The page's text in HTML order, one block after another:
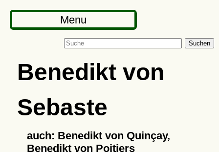
Menu
Suchen
Benedikt von
Sebaste
auch: Benedikt von Quinçay,
Benedikt von Poitiers